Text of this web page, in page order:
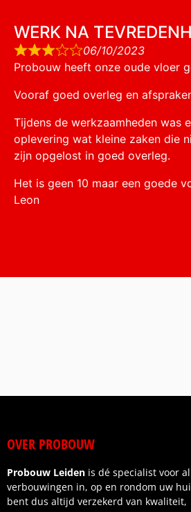
WERK NA
06/10/2023
Probouw heeft onze oude vloer
Vooraf goed overleg en
Tijdens de werkzaamheden was
oplevering wat kleine zaken die
zijn opgelost in goed overleg.
Het is geen 10 maar een goede
Leon
OVER PROBOUW
Probouw Leiden is dé specialist voor
verbouwingen in, op en rondom uw
bent dus altijd verzekerd van kwaliteit,